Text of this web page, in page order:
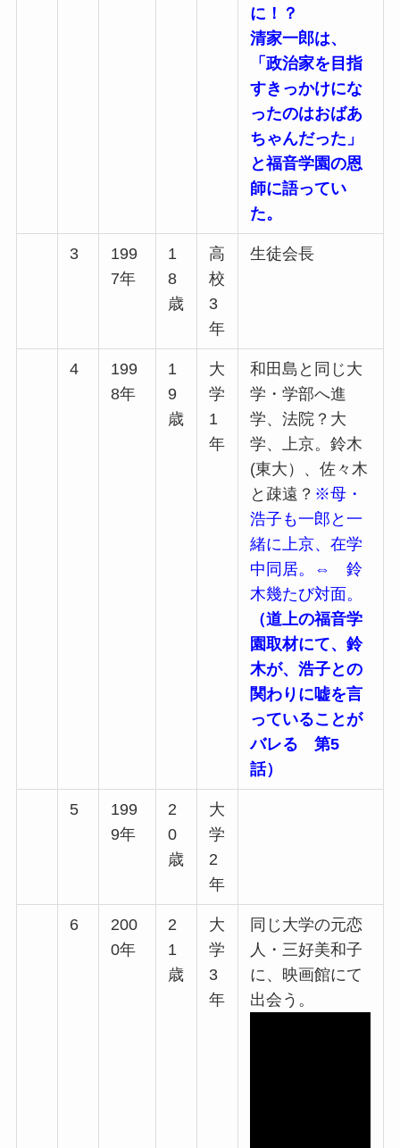
に！？
清家一郎は、
「政治家を目指
すきっかけにな
ったのはおばあ
ちゃんだった」
と福音学園の恩
師に語ってい
た。
3
199
7年
1
8
歳
高
校
3
年
生徒会長
4
199
8年
1
9
歳
大
学
1
年
和田島と同じ大
学・学部へ進
学、法院？大
学、上京。鈴木
(東大）、佐々木
と疎遠？ ※母・
浩子も一郎と一
緒に上京、在学
中同居。⇔ 鈴
木幾たび対面。
（道上の福音学
園取材にて、鈴
木が、浩子との
関わりに嘘を言
っていることが
バレる 第5
話）
5
199
9年
2
0
歳
大
学
2
年
6
200
0年
2
1
歳
大
学
3
年
同じ大学の元恋
人・三好美和子
に、映画館にて
出会う。